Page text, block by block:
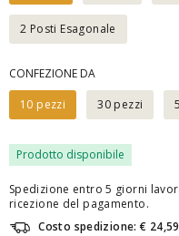
2 Posti Esagonale
CONFEZIONE DA
10 pezzi
30 pezzi
Prodotto disponibile
Spedizione entro 5 giorni
ricezione del pagamento.
Costo spedizione: € 24,59